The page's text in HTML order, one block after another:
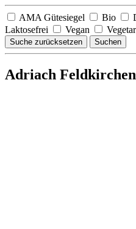
AMA Gütesiegel Bio
Laktosefrei
Vegan
Suche zurücksetzen Suchen
Adriach